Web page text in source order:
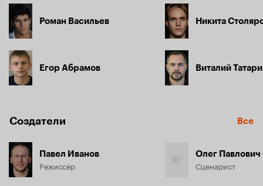
Роман Васильев
Егор Абрамов
Никита
Виталий
Создатели Все
Павел Иванов
Режиссёр
Олег Павлович
Сценарист